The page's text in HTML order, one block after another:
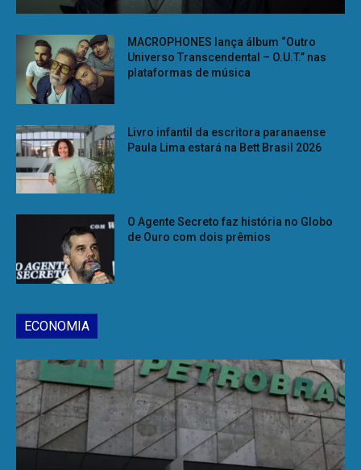
MACROPHONES lança álbum “Outro
Universo Transcendental – O.U.T.” nas
plataformas de música
Livro infantil da escritora paranaense
Paula Lima estará na Bett Brasil 2026
O Agente Secreto faz história no Globo
de Ouro com dois prêmios
ECONOMIA